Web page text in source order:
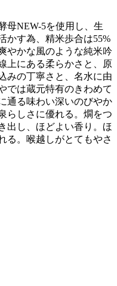
母NEW-5を使用し、生
かす為、精米歩合は55%
やかな風のような純米吟
上にある柔らかさと、原
みの丁寧さと、名水に由
では蔵元特有のきわめて
通る味わい深いのびやか
らしさに優れる。燗をつ
出し、ほどよい香り。ほ
る。喉越しがとてもやさ